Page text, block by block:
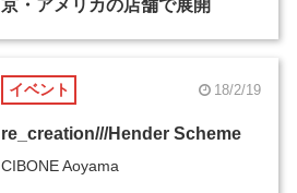
京・アメリカの店舗で展開
イベント 18/2/19
re_creation///Hender Scheme
CIBONE Aoyama